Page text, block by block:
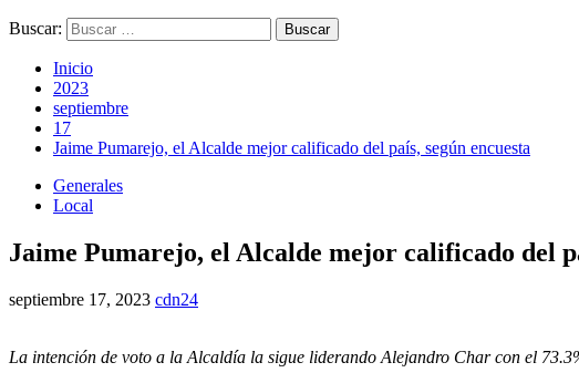
Buscar:
Inicio
2023
septiembre
17
Jaime Pumarejo, el Alcalde mejor calificado del país, según encuesta
Generales
Local
Jaime Pumarejo, el Alcalde mejor calificado del
septiembre 17, 2023 cdn24
La intención de voto a la Alcaldía la sigue liderando Alejandro Char con el